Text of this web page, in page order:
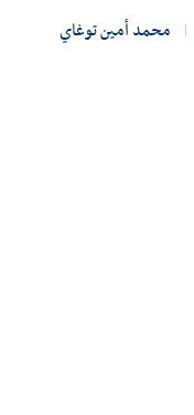
محمد أمين توغاي